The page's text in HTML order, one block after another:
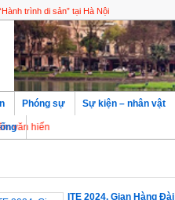
trình di sản” tại Hà Nội
bằng tuyến MRT quen thuộc
Phóng sự Sự kiện – nhân vật
ITE 2024, Gian Hàng Đài